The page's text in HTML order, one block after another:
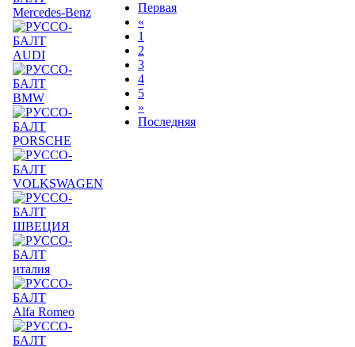
Mercedes-Benz
AUDI
BMW
PORSCHE
VOLKSWAGEN
ШВЕЦИЯ
италия
Alfa Romeo
Первая
«
1
2
3
4
5
»
Последняя